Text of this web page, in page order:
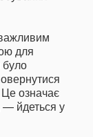
для
було
Це означає
йдеться у